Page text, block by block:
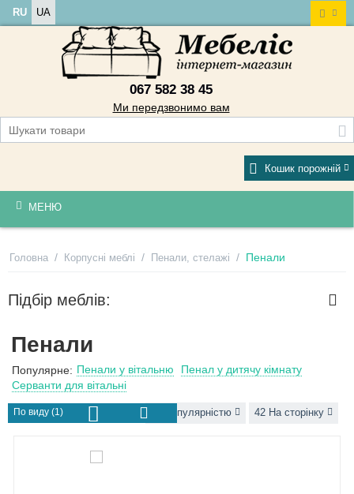
RU UA
067 582 38 45
Ми передзвонимо вам
Кошик порожній
МЕНЮ
Головна / Корпусні меблі / Пенали, стелажі / Пенали
Підбір меблів:
Пенали
Популярне: Пенали у вітальню
Пенал у дитячу кімнату
Серванти для вітальні
По виду (1) За популярністю 42 На сторінку